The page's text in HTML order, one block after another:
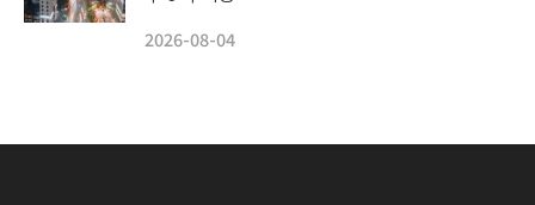
2026-08-04